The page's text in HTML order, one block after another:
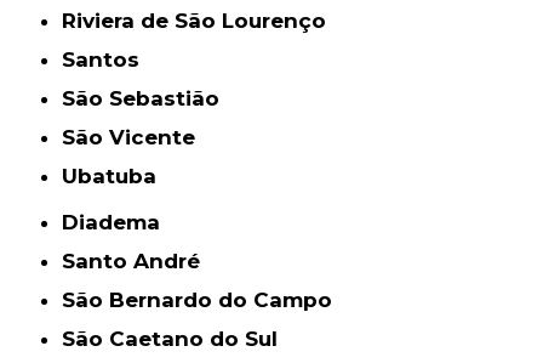
Riviera de São Lourenço
Santos
São Sebastião
São Vicente
Ubatuba
Diadema
Santo André
São Bernardo do Campo
São Caetano do Sul